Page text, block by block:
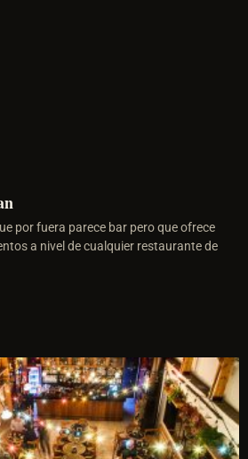
por fuera parece bar pero que ofrece
a nivel de cualquier restaurante de